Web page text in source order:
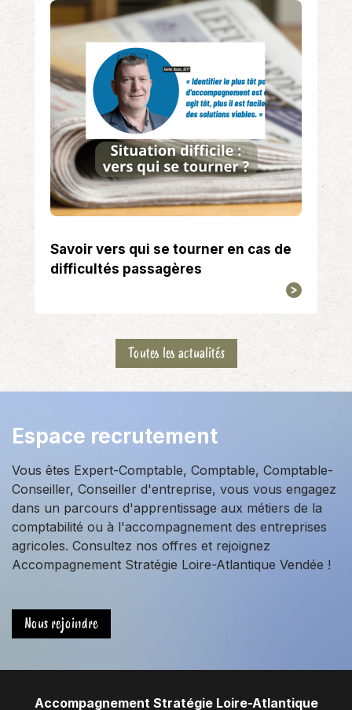
Savoir vers qui se tourner en cas de
difficultés passagères
Toutes les actualités
Espace recrutement
Vous êtes Expert-Comptable, Comptable, Comptable-
Conseiller, Conseiller d'entreprise, vous vous engagez
dans un parcours d'apprentissage aux métiers de la
comptabilité ou à l'accompagnement des entreprises
agricoles. Consultez nos offres et rejoignez
Accompagnement Stratégie Loire-Atlantique Vendée !
Nous rejoindre
Accompagnement Stratégie Loire-Atlantique